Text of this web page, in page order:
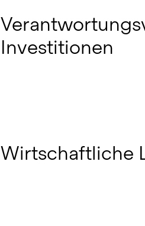
Investitionen
Wirtschaftliche